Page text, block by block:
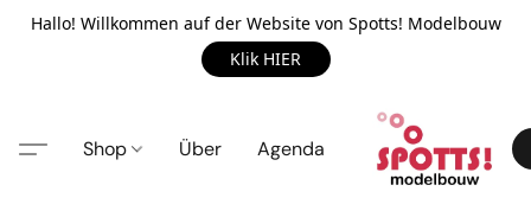
Hallo! Willkommen auf der Website von Spotts! Modelbouw
Klik HIER
Shop Über Agenda